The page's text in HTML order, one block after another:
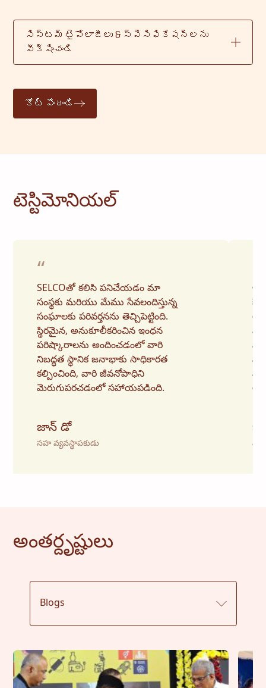
సిస్టమ్ టైపోలాజీలు & స్పెసిఫికేషన్లను
వీక్షించండి
కోట్ పొందండి
టెస్టిమోనియల్
“
SELCOతో కలిసి పనిచేయడం మా
సంస్థకు మరియు మేము సేవలందిస్తున్న
సంఘాలకు పరివర్తనను తెచ్చిపెట్టింది.
స్థిరమైన, అనుకూలీకరించిన ఇంధన
పరిష్కారాలను అందించడంలో వారి
నిబద్ధత స్థానిక జనాభాకు సాధికారత
కల్పించింది, వారి జీవనోపాధిని
మెరుగుపరచడంలో సహాయపడింది.
జాన్ డో
సహ వ్యవస్థాపకుడు
అంతర్దృష్టులు
Blogs